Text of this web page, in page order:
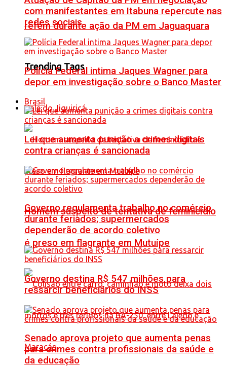
refém durante ação da PM em Jaguaquara
Trending Tags
Vale do Jiquiriçá
Homem suspeito de tentativa de feminicídio
é preso em flagrante em Mutuípe
com manifestantes em Itabuna repercute nas
redes sociais
Polícia Federal intima Jaques Wagner para
depor em investigação sobre o Banco Master
Brasil
Lei que aumenta punição a crimes digitais
contra crianças é sancionada
Governo regulamenta trabalho no comércio
durante feriados; supermercados
dependerão de acordo coletivo
Governo destina R$ 547 milhões para
ressarcir beneficiários do INSS
Senado aprova projeto que aumenta penas
para crimes contra profissionais da saúde e
da educação